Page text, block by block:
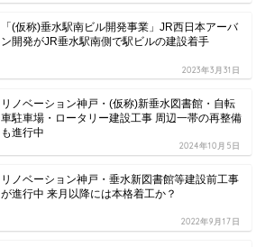
「(仮称)垂水駅南ビル開発事業」JR西日本アーバ
ン開発がJR垂水駅南側で駅ビルの建設着手
2023年3月31日
リノベーション神戸・(仮称)新垂水図書館・自転
車駐車場・ロータリー建設工事 周辺一帯の再整備
も進行中
2024年10月5日
リノベーション神戸・垂水新図書館等建設前工事
が進行中 来月以降には本格着工か？
2022年9月17日